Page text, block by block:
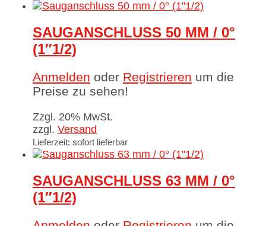
SAUGANSCHLUSS 50 MM / 0°
(1″1/2)
Anmelden oder Registrieren um die
Preise zu sehen!
Zzgl. 20% MwSt.
zzgl. Versand
Lieferzeit: sofort lieferbar
SAUGANSCHLUSS 63 MM / 0°
(1″1/2)